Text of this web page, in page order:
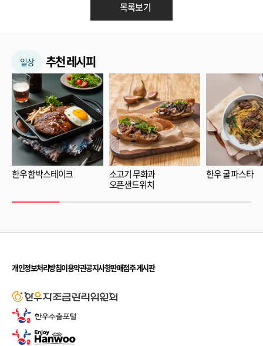
목록보기
일상 추천 레시피
한우 함박스테이크
소고기 무화과
오픈샌드위치
한우 굴 파스타
개인정보처리방침이용약관공지사항판매점주 게시판